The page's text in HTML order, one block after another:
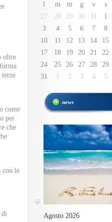
oltre
come
per
che
con le
di
l m m g v s
27
28 29 30 31 1
3
4 5 6 7 8
10
11 12 13 14 15
17
18 19 20 21 22
24
25 26 27 28 29
31
1 2 3 4 5
news
Agosto 2026